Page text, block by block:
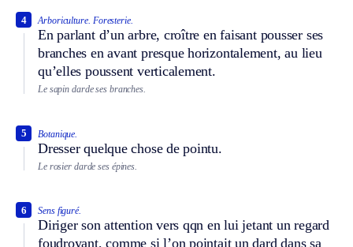
Arboriculture. Foresterie.
En parlant d’un arbre, croître en faisant pousser ses
branches en avant presque horizontalement, au lieu
qu’elles poussent verticalement.
4
Le sapin darde ses branches.
Botanique.
Dresser quelque chose de pointu.
5
Le rosier darde ses épines.
Sens figuré.
Diriger son attention vers qqn en lui jetant un regard
foudroyant, comme si l’on pointait un dard dans sa
6